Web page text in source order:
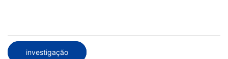
investigação